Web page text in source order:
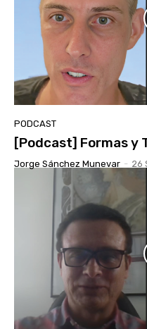
PODCAST
[Podcast] Formas y
Jorge Sánchez Munevar - 26